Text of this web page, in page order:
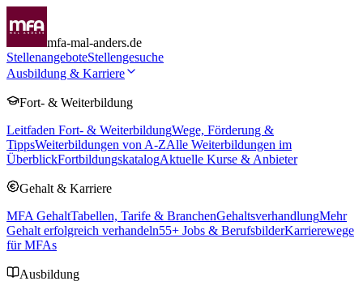
mfa-mal-anders.de
StellenangeboteStellengesuche
Ausbildung & Karriere
Fort- & Weiterbildung
Leitfaden Fort- & WeiterbildungWege, Förderung &
TippsWeiterbildungen von A-ZAlle Weiterbildungen im
ÜberblickFortbildungskatalogAktuelle Kurse & Anbieter
Gehalt & Karriere
MFA GehaltTabellen, Tarife & BranchenGehaltsverhandlungMehr
Gehalt erfolgreich verhandeln55+ Jobs & BerufsbilderKarrierewege
für MFAs
Ausbildung